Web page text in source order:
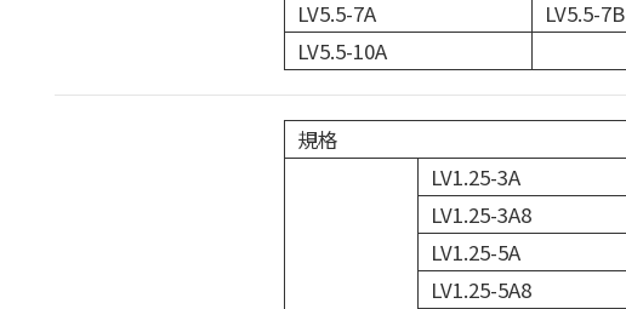
LV5.5-7A
LV5.5-7B
LV5.5-10A
規格
LV1.25-3A
LV1.25-3A8
LV1.25-5A
LV1.25-5A8